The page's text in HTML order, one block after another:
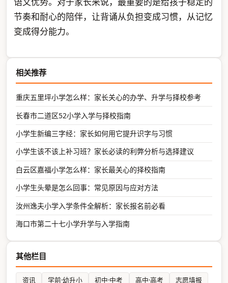
节奏和耐心的陪伴，让背诵从负担变成习惯，从记忆
变成得分能力。
相关推荐
重庆五里坪小学怎么样：家长关心的办学、升学与择校参考
长春市二道区52小学入学与择校指南
小学生新编三字经：家长如何用它提升识字与习惯
小学生该不该上补习班？家长必读的利弊分析与选择建议
白云区嘉福小学怎么样：家长最关心的择校指南
小学生头晕是怎么回事：常见原因与应对方法
汝州逸夫小学入学条件全解析：家长报名前必看
海口市第二十七小学升学与入学指南
其他栏目
资讯 学前·幼升小 初中·中考 高中·高考 志愿填报